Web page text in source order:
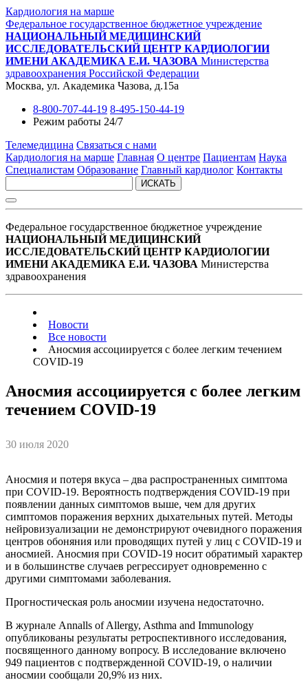
Кардиология на марше
Федеральное государственное бюджетное учреждение
НАЦИОНАЛЬНЫЙ МЕДИЦИНСКИЙ
ИССЛЕДОВАТЕЛЬСКИЙ ЦЕНТР КАРДИОЛОГИИ
ИМЕНИ АКАДЕМИКА Е.И. ЧАЗОВА Министерства
здравоохранения Российской Федерации
Москва, ул. Академика Чазова, д.15а
8-800-707-44-19 8-495-150-44-19
Режим работы 24/7
Телемедицина Связаться с нами
Кардиология на марше Главная О центре Пациентам Наука
Специалистам Образование Главный кардиолог Контакты
ИСКАТЬ
Федеральное государственное бюджетное учреждение
НАЦИОНАЛЬНЫЙ МЕДИЦИНСКИЙ
ИССЛЕДОВАТЕЛЬСКИЙ ЦЕНТР КАРДИОЛОГИИ
ИМЕНИ АКАДЕМИКА Е.И. ЧАЗОВА Министерства
здравоохранения
Новости
Все новости
Аносмия ассоциируется с более легким течением
COVID-19
Аносмия ассоциируется с более легким
течением COVID-19
30 июля 2020
Аносмия и потеря вкуса – два распространенных симптома
при COVID-19. Вероятность подтверждения COVID-19 при
появлении данных симптомов выше, чем для других
симптомов поражения верхних дыхательных путей. Методы
нейровизуализации не демонстрируют очевидного поражения
центров обоняния или проводящих путей у лиц с COVID-19 и
аносмией. Аносмия при COVID-19 носит обратимый характер
и в большинстве случаев регрессирует одновременно с
другими симптомами заболевания.
Прогностическая роль аносмии изучена недостаточно.
В журнале Annalls of Allergy, Asthma and Immunology
опубликованы результаты ретроспективного исследования,
посвященного данному вопросу. В исследование включено
949 пациентов с подтвержденной COVID-19, о наличии
аносмии сообщали 20,9% из них.